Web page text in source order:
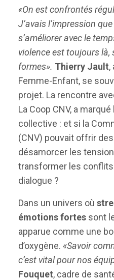
«On est confrontés
J’avais l’impression
s’améliorer avec le
violence est toujours
formes». Thierry Jault,
Femme-Enfant, se
projet. La rencontre
La Coop CNV, a
collective : et si la
(CNV) pouvait offrir
désamorcer les
transformer les
dialogue ?
Dans un univers où
émotions fortes sont
apparue comme une
d’oxygène. «Savoir
c’est vital pour nos
Fouquet, cadre de